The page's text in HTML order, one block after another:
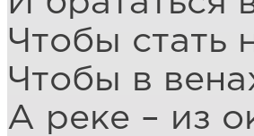
Чтобы стать
Чтобы в
А реке – из